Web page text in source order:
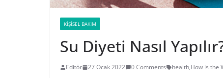
KIŞISEL BAKIM
Su Diyeti Nasıl
Editör 27 Ocak 2022 0 Comments health,How is the